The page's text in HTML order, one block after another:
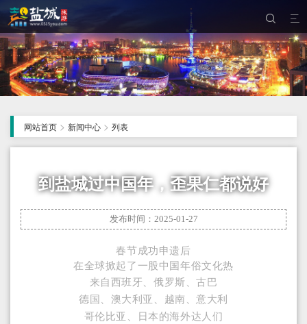


网站首页 > 新闻中心 > 列表
到盐城过中国年，歪果仁都说好
发布时间：2025-01-27
春节成功申遗后
在全球掀起了一股中国年俗文化热
来自西班牙、俄罗斯、古巴
德国、澳大利亚、越南、意大利
哥伦比亚、日本的海外达人们